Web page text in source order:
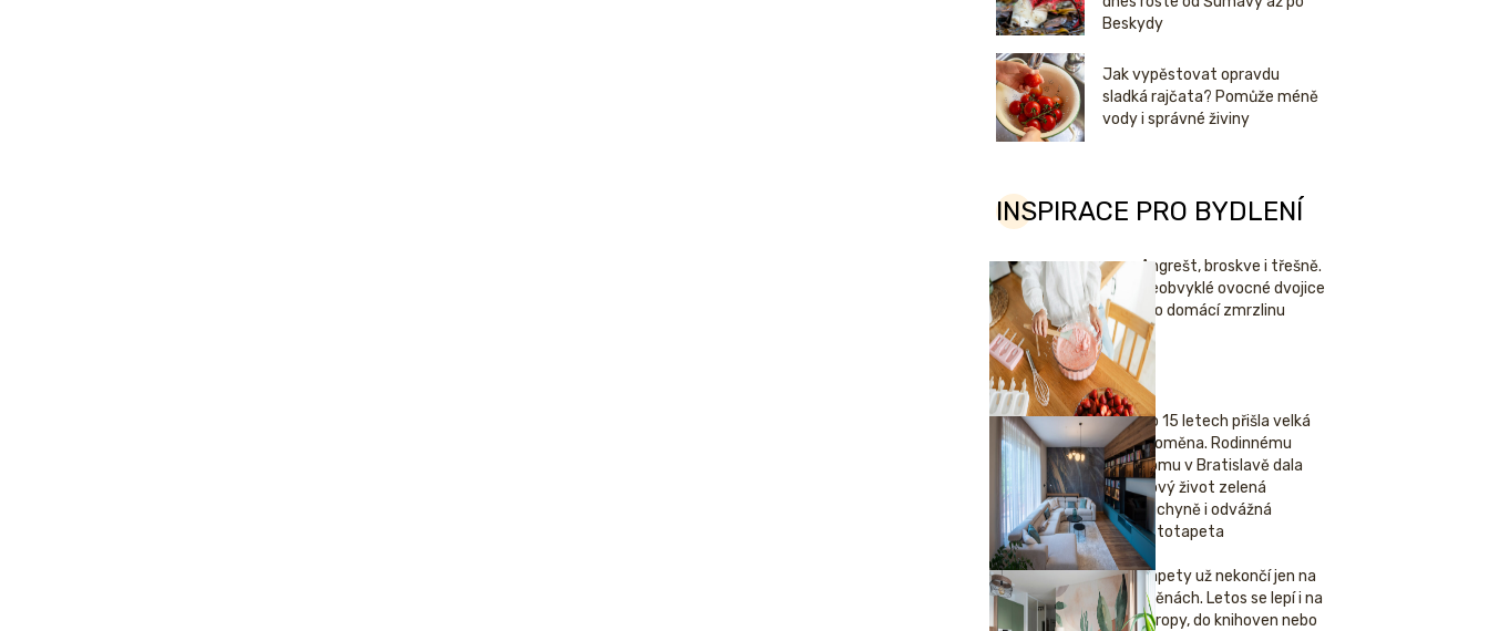
Beskydy
Jak vypěstovat opravdu
sladká rajčata? Pomůže méně
vody i správné živiny
INSPIRACE PRO BYDLENÍ
Angrešt, broskve i třešně.
Neobvyklé ovocné dvojice
pro domácí zmrzlinu
Po 15 letech přišla velká
proměna. Rodinnému
domu v Bratislavě dala
nový život zelená
kuchyně i odvážná
fototapeta
Tapety už nekončí jen na
stěnách. Letos se lepí i na
stropy, do knihoven nebo